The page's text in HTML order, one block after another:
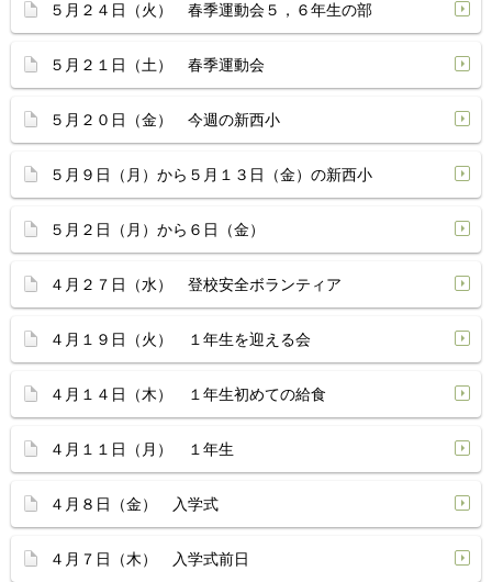
５月２４日（火） 春季運動会５，６年生の部
５月２１日（土） 春季運動会
５月２０日（金） 今週の新西小
５月９日（月）から５月１３日（金）の新西小
５月２日（月）から６日（金）
４月２７日（水） 登校安全ボランティア
４月１９日（火） １年生を迎える会
４月１４日（木） １年生初めての給食
４月１１日（月） １年生
４月８日（金） 入学式
４月７日（木） 入学式前日